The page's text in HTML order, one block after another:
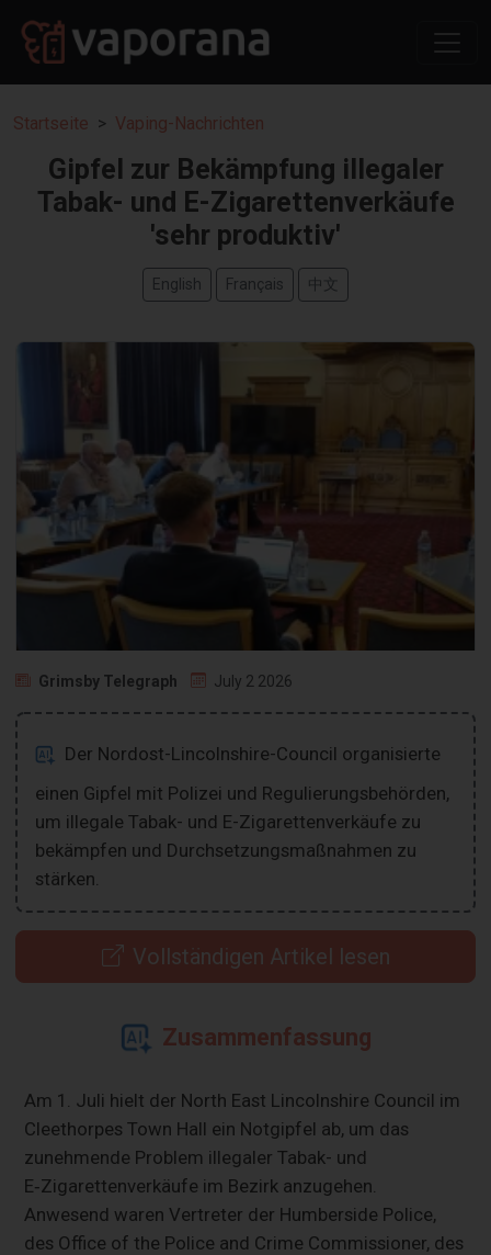
Startseite Vaping-Nachrichten
Gipfel zur Bekämpfung illegaler
Tabak- und E-Zigarettenverkäufe
'sehr produktiv'
English Français 中文
Grimsby Telegraph July 2 2026
Der Nordost-Lincolnshire-Council organisierte
einen Gipfel mit Polizei und Regulierungsbehörden,
um illegale Tabak- und E-Zigarettenverkäufe zu
bekämpfen und Durchsetzungsmaßnahmen zu
stärken.
Vollständigen Artikel lesen
Zusammenfassung
Am 1. Juli hielt der North East Lincolnshire Council im
Cleethorpes Town Hall ein Notgipfel ab, um das
zunehmende Problem illegaler Tabak- und
E‑Zigarettenverkäufe im Bezirk anzugehen.
Anwesend waren Vertreter der Humberside Police,
des Office of the Police and Crime Commissioner, des